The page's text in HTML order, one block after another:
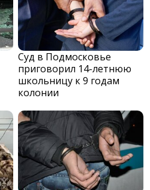
Суд в Подмосковье
приговорил 14-летнюю
школьницу к 9 годам
колонии